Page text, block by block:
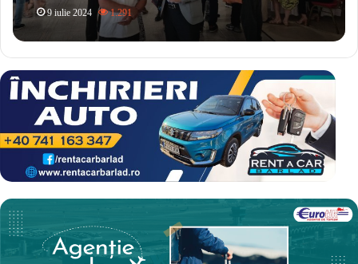
locurilor de muncă din Bârlad
9 iulie 2024 1.291